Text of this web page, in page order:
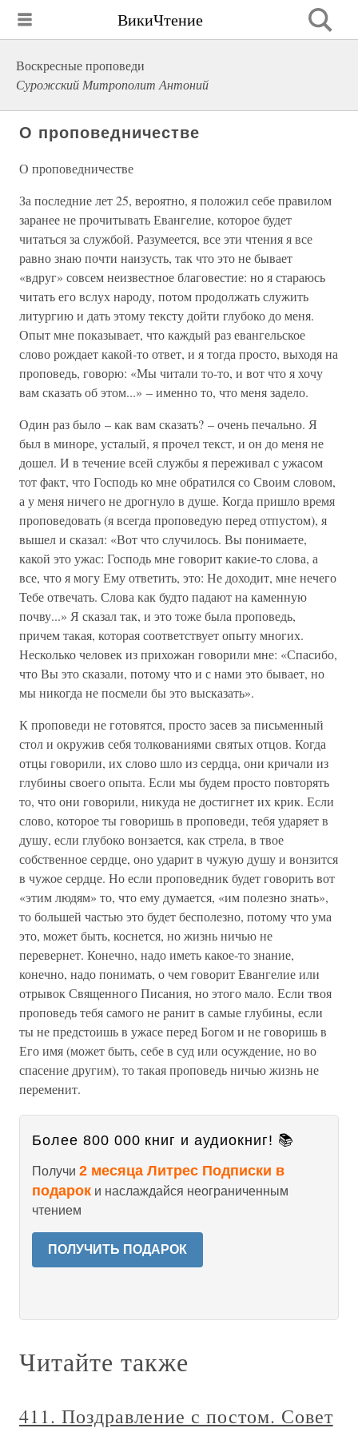
ВикиЧтение
Воскресные проповеди
Сурожский Митрополит Антоний
О проповедничестве
О проповедничестве
За последние лет 25, вероятно, я положил себе правилом
заранее не прочитывать Евангелие, которое будет
читаться за службой. Разумеется, все эти чтения я все
равно знаю почти наизусть, так что это не бывает
«вдруг» совсем неизвестное благовестие: но я стараюсь
читать его вслух народу, потом продолжать служить
литургию и дать этому тексту дойти глубоко до меня.
Опыт мне показывает, что каждый раз евангельское
слово рождает какой-то ответ, и я тогда просто, выходя на
проповедь, говорю: «Мы читали то-то, и вот что я хочу
вам сказать об этом...» – именно то, что меня задело.
Один раз было – как вам сказать? – очень печально. Я
был в миноре, усталый, я прочел текст, и он до меня не
дошел. И в течение всей службы я переживал с ужасом
тот факт, что Господь ко мне обратился со Своим словом,
а у меня ничего не дрогнуло в душе. Когда пришло время
проповедовать (я всегда проповедую перед отпустом), я
вышел и сказал: «Вот что случилось. Вы понимаете,
какой это ужас: Господь мне говорит какие-то слова, а
все, что я могу Ему ответить, это: Не доходит, мне нечего
Тебе отвечать. Слова как будто падают на каменную
почву...» Я сказал так, и это тоже была проповедь,
причем такая, которая соответствует опыту многих.
Несколько человек из прихожан говорили мне: «Спасибо,
что Вы это сказали, потому что и с нами это бывает, но
мы никогда не посмели бы это высказать».
К проповеди не готовятся, просто засев за письменный
стол и окружив себя толкованиями святых отцов. Когда
отцы говорили, их слово шло из сердца, они кричали из
глубины своего опыта. Если мы будем просто повторять
то, что они говорили, никуда не достигнет их крик. Если
слово, которое ты говоришь в проповеди, тебя ударяет в
душу, если глубоко вонзается, как стрела, в твое
собственное сердце, оно ударит в чужую душу и вонзится
в чужое сердце. Но если проповедник будет говорить вот
«этим людям» то, что ему думается, «им полезно знать»,
то большей частью это будет бесполезно, потому что ума
это, может быть, коснется, но жизнь ничью не
перевернет. Конечно, надо иметь какое-то знание,
конечно, надо понимать, о чем говорит Евангелие или
отрывок Священного Писания, но этого мало. Если твоя
проповедь тебя самого не ранит в самые глубины, если
ты не предстоишь в ужасе перед Богом и не говоришь в
Его имя (может быть, себе в суд или осуждение, но во
спасение другим), то такая проповедь ничью жизнь не
переменит.
Более 800 000 книг и аудиокниг! 📚
Получи 2 месяца Литрес Подписки в
подарок и наслаждайся неограниченным
чтением
ПОЛУЧИТЬ ПОДАРОК
Читайте также
411. Поздравление с постом. Совет